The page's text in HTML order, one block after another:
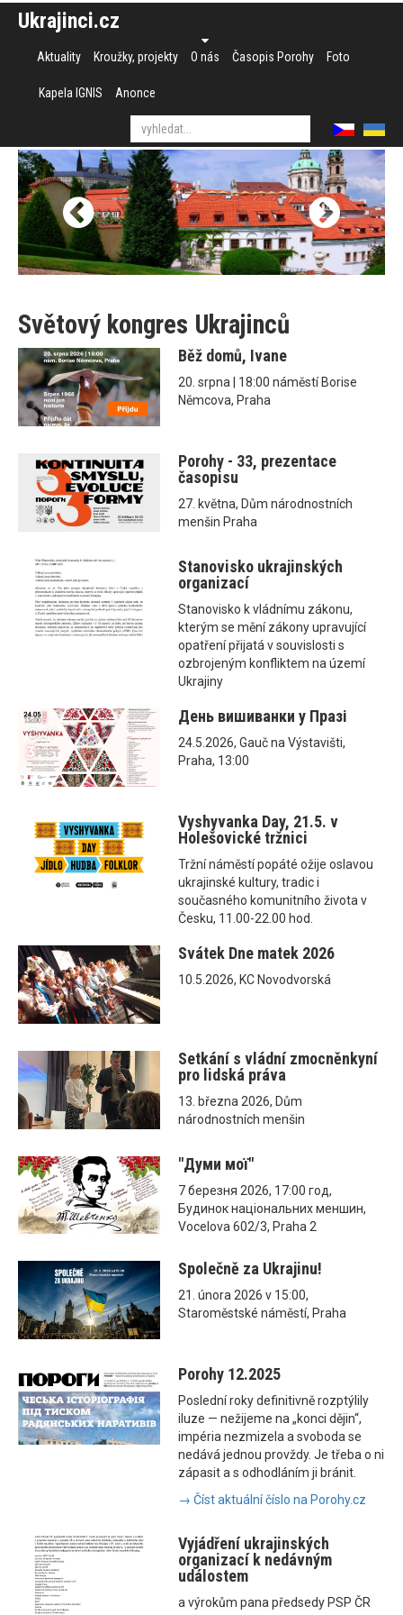
Ukrajinci.cz
Aktuality Kroužky, projekty O nás Časopis Porohy Foto
Kapela IGNIS Anonce
Světový kongres Ukrajinců
Běž domů, Ivane
20. srpna | 18:00 náměstí Borise
Němcova, Praha
Porohy - 33, prezentace
časopisu
27. května, Dům národnostních
menšin Praha
Stanovisko ukrajinských
organizací
Stanovisko k vládnímu zákonu,
kterým se mění zákony upravující
opatření přijatá v souvislosti s
ozbrojeným konfliktem na území
Ukrajiny
День вишиванки у Празі
24.5.2026, Gauč na Výstavišti,
Praha, 13:00
Vyshyvanka Day, 21.5. v
Holešovické tržnici
Tržní náměstí popáté ožije oslavou
ukrajinské kultury, tradic i
současného komunitního života v
Česku, 11.00-22.00 hod.
Svátek Dne matek 2026
10.5.2026, KC Novodvorská
Setkání s vládní zmocněnkyní
pro lidská práva
13. března 2026, Dům
národnostních menšin
"Думи мої"
7 березня 2026, 17:00 год,
Будинок національних меншин,
Vocelova 602/3, Praha 2
Společně za Ukrajinu!
21. února 2026 v 15:00,
Staroměstské náměstí, Praha
Porohy 12.2025
Poslední roky definitivně rozptýlily
iluze — nežijeme na „konci dějin“,
impéria nezmizela a svoboda se
nedává jednou provždy. Je třeba o ni
zápasit a s odhodláním ji bránit.
→ Číst aktuální číslo na Porohy.cz
Vyjádření ukrajinských
organizací k nedávným
událostem
a výrokům pana předsedy PSP ČR